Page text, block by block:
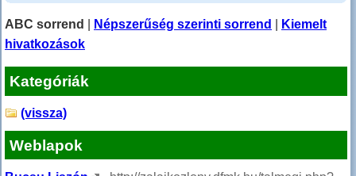
ABC sorrend Népszerűség szerinti sorrend
Kiemelt
hivatkozások
Kategóriák
(vissza)
Weblapok